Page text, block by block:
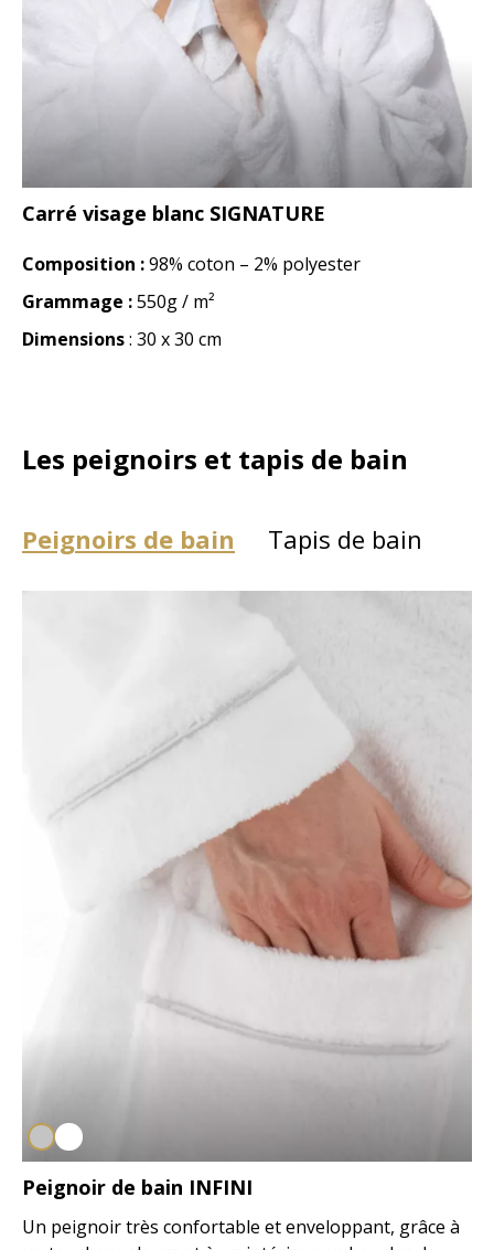
Carré visage blanc SIGNATURE
Composition :98% coton – 2% polyester
Grammage :550g / m²
Dimensions: 30 x 30 cm
Les peignoirs et tapis de bain
Peignoirs de bain Tapis de bain
Peignoir de bain INFINI
Un peignoir très confortable et enveloppant, grâce à